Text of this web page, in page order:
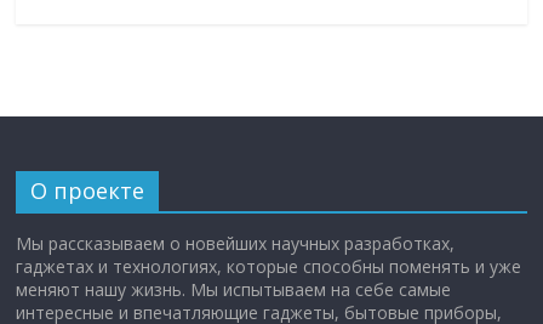
О проекте
Мы рассказываем о новейших научных разработках,
гаджетах и технологиях, которые способны поменять и уже
меняют нашу жизнь. Мы испытываем на себе самые
интересные и впечатляющие гаджеты, бытовые приборы,